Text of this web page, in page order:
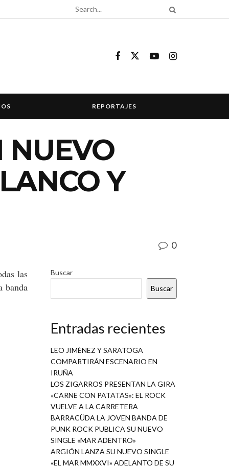
REPORTAJES
NUEVO
Y
0
las
banda
Buscar
Buscar
Entradas recientes
LEO JIMÉNEZ Y SARATOGA
COMPARTIRÁN ESCENARIO EN
IRUÑA
LOS ZIGARROS PRESENTAN LA GIRA
«CARNE CON PATATAS»: EL ROCK
VUELVE A LA CARRETERA
BARRACÜDA LA JOVEN BANDA DE
PUNK ROCK PUBLICA SU NUEVO
SINGLE «MAR ADENTRO»
ARGIÓN LANZA SU NUEVO SINGLE
«EL MAR MMXXVI» ADELANTO DE SU